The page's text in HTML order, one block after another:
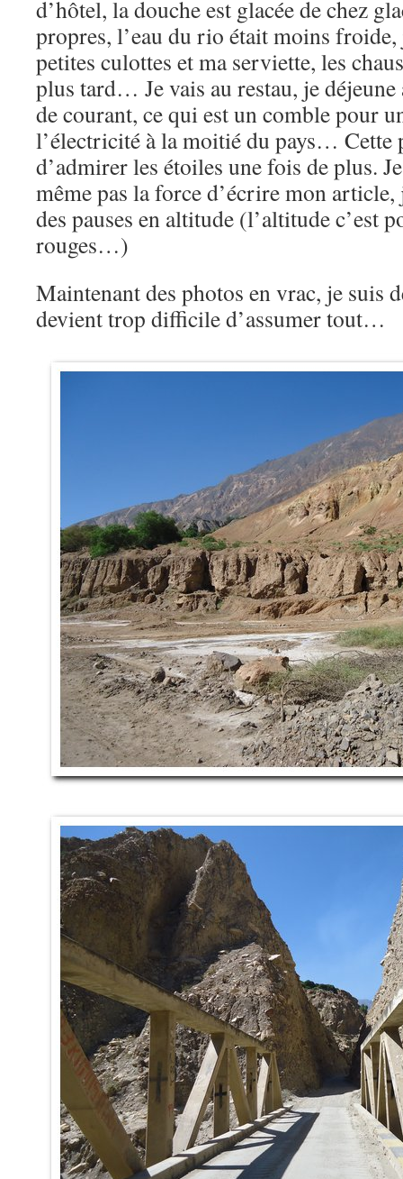
d’hôtel, la douche est glacée de chez
propres, l’eau du rio était moins froide,
petites culottes et ma serviette, les
plus tard… Je vais au restau, je déjeune
de courant, ce qui est un comble pour
l’électricité à la moitié du pays… Cette
d’admirer les étoiles une fois de plus.
même pas la force d’écrire mon
des pauses en altitude (l’altitude c’est
rouges…)
Maintenant des photos en vrac, je suis
devient trop difficile d’assumer tout…